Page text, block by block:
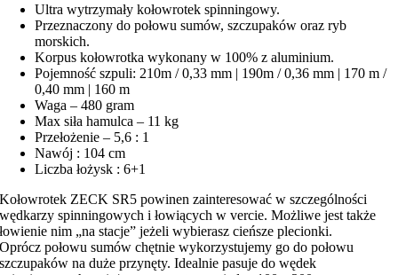
Ultra wytrzymały kołowrotek spinningowy.
Przeznaczony do połowu sumów, szczupaków oraz ryb
morskich.
Korpus kołowrotka wykonany w 100% z aluminium.
Pojemność szpuli: 210m / 0,33 mm | 190m / 0,36 mm | 170 m /
0,40 mm | 160 m
Waga – 480 gram
Max siła hamulca – 11 kg
Przełożenie – 5,6 : 1
Nawój : 104 cm
Liczba łożysk : 6+1
Kołowrotek ZECK SR5 powinen zainteresować w szczególności
wędkarzy spinningowych i łowiących w vercie. Możliwe jest także
łowienie nim „na stacje” jeżeli wybierasz cieńsze plecionki.
Oprócz połowu sumów chętnie wykorzystujemy go do połowu
szczupaków na duże przynęty. Idealnie pasuje do wędek